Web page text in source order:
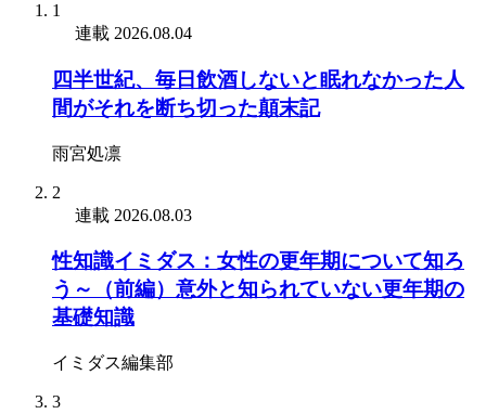
1
連載 2026.08.04
四半世紀、毎日飲酒しないと眠れなかった人
間がそれを断ち切った顛末記
雨宮処凛
2
連載 2026.08.03
性知識イミダス：女性の更年期について知ろ
う～（前編）意外と知られていない更年期の
基礎知識
イミダス編集部
3